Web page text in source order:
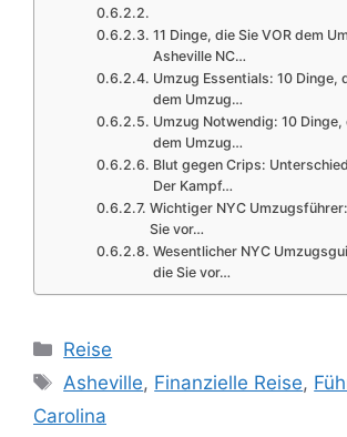
11 Dinge, die Sie VOR dem
Asheville NC…
Umzug Essentials: 10 Dinge,
dem Umzug…
Umzug Notwendig: 10 Dinge,
dem Umzug…
Blut gegen Crips:
Der Kampf…
Wichtiger NYC
Sie vor…
Wesentlicher NYC
die Sie vor…
Categories
Reise
Tags
Asheville, Finanzielle Reise,
Carolina